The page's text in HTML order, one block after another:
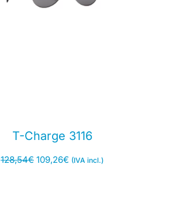
T-Charge 3116
128,54€ 109,26€ (IVA incl.)